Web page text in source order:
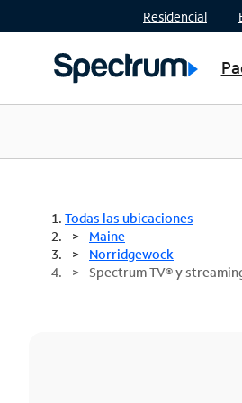
Residencial
Todas las ubicaciones
Maine
Norridgewock
Spectrum TV® y